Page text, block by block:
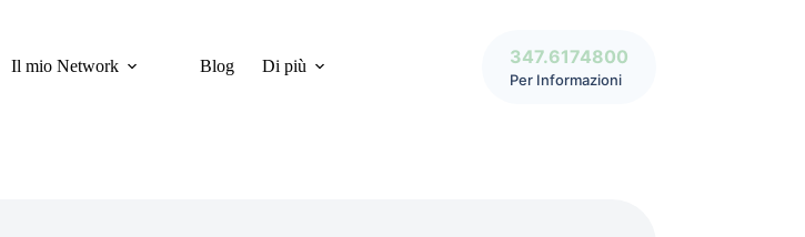
Il mio Network Blog Di più 347.6174800
Per Informazioni